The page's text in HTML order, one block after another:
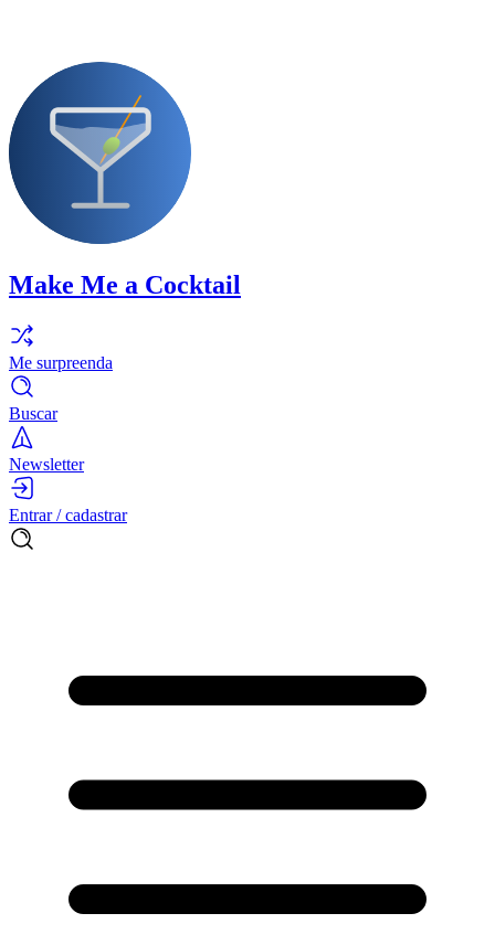
Make Me a Cocktail
Me surpreenda
Buscar
Newsletter
Entrar / cadastrar